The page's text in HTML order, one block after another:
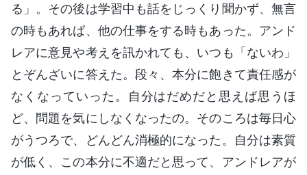
る」。その後は学習中も話をじっくり聞かず、無言
の時もあれば、他の仕事をする時もあった。アンド
レアに意見や考えを訊かれても、いつも「ないわ」
とぞんざいに答えた。段々、本分に飽きて責任感が
なくなっていった。自分はだめだと思えば思うほ
ど、問題を気にしなくなったの。そのころは毎日心
がうつろで、どんどん消極的になった。自分は素質
が低く、この本分に不適だと思って、アンドレアが